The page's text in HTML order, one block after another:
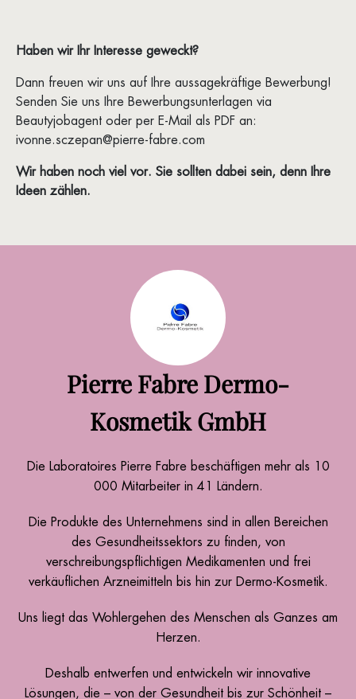
Haben wir Ihr Interesse geweckt?
Dann freuen wir uns auf Ihre aussagekräftige Bewerbung!
Senden Sie uns Ihre Bewerbungsunterlagen via
Beautyjobagent oder per E-Mail als PDF an:
ivonne.sczepan@pierre-fabre.com
Wir haben noch viel vor. Sie sollten dabei sein, denn Ihre
Ideen zählen.
Pierre Fabre Dermo-
Kosmetik GmbH
Die Laboratoires Pierre Fabre beschäftigen mehr als 10
000 Mitarbeiter in 41 Ländern.
Die Produkte des Unternehmens sind in allen Bereichen
des Gesundheitssektors zu finden, von
verschreibungspflichtigen Medikamenten und frei
verkäuflichen Arzneimitteln bis hin zur Dermo-Kosmetik.
Uns liegt das Wohlergehen des Menschen als Ganzes am
Herzen.
Deshalb entwerfen und entwickeln wir innovative
Lösungen, die – von der Gesundheit bis zur Schönheit –